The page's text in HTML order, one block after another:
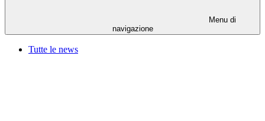
Menu di
navigazione
Tutte le news